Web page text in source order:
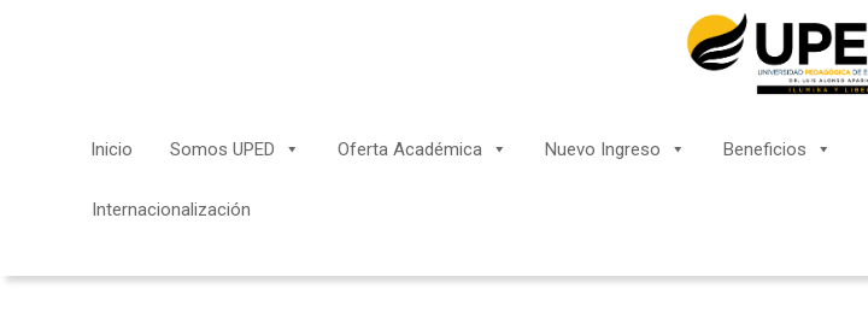
Inicio Somos UPED Oferta Académica Nuevo Ingreso Beneficios
Internacionalización